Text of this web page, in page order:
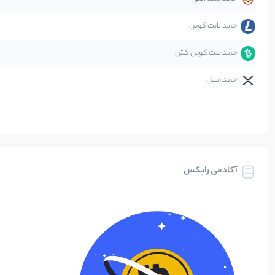
خرید لایت کوین
خرید بیت کوین کش
خرید ریپل
آکادمی رابکس